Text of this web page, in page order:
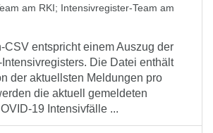
am RKI; Intensivregister-Team am
CSV entspricht einem Auszug der
Die Datei enthält
der aktuellsten Meldungen pro
die aktuell gemeldeten
19 Intensivfälle ...